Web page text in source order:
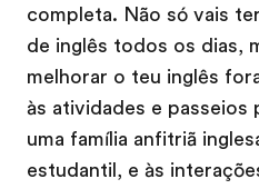
completa. Não só vais
de inglês todos os dias,
melhorar o teu inglês
às atividades e passeios
uma família anfitriã
estudantil, e às